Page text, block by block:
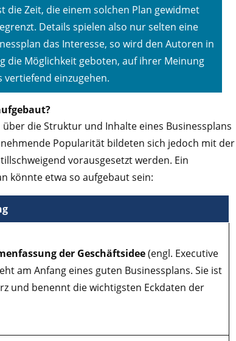
die Zeit, die einem solchen Plan gewidmet
Details spielen also nur selten eine
das Interesse, so wird den Autoren in
die Möglichkeit geboten, auf ihrer Meinung
vertiefend einzugehen.
über die Struktur und Inhalte eines Businessplans
Popularität bildeten sich jedoch mit der
vorausgesetzt werden. Ein
könnte etwa so aufgebaut sein:
der Geschäftsidee(engl. Executive
am Anfang eines guten Businessplans. Sie ist
und benennt die wichtigsten Eckdaten der